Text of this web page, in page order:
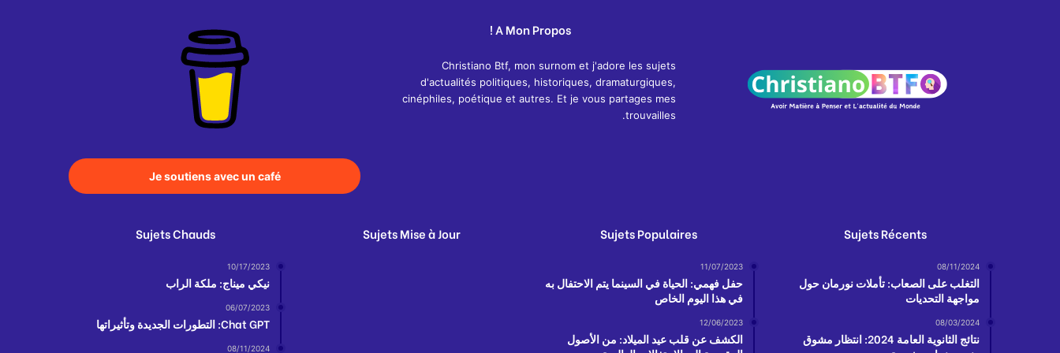
A Mon Propos !
Christiano Btf, mon surnom et j'adore les sujets
d'actualités politiques, historiques, dramaturgiques,
cinéphiles, poétique et autres. Et je vous partages mes
trouvailles.
Je soutiens avec un café
Sujets Récents
08/11/2024
التغلب على الصعاب: تأملات نورمان حول
مواجهة التحديات
08/03/2024
نتائج الثانوية العامة 2024: انتظار مشوق
Sujets Populaires
11/07/2023
حفل فهمي: الحياة في السينما يتم الاحتفال به
في هذا اليوم الخاص
12/06/2023
الكشف عن قلب عيد الميلاد: من الأصول
Sujets Mise à Jour
Sujets Chauds
10/17/2023
نيكي ميناج: ملكة الراب
06/07/2023
Chat GPT: التطورات الجديدة وتأثيراتها
08/11/2024